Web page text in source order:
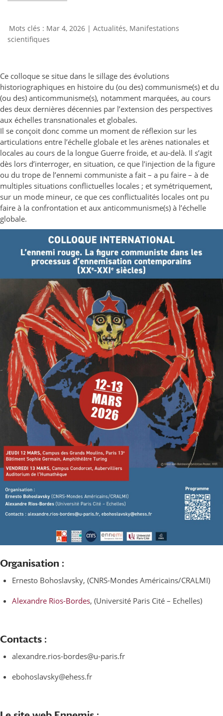
Mar 4, 2026 | Actualités, Manifestations
scientifiques
Ce colloque se situe dans le sillage des évolutions
historiographiques en histoire du (ou des) communisme(s) et du
(ou des) anticommunisme(s), notamment marquées, au cours
des deux dernières décennies par l’extension des perspectives
aux échelles transnationales et globales.
Il se conçoit donc comme un moment de réflexion sur les
articulations entre l’échelle globale et les arènes nationales et
locales au cours de la longue Guerre froide, et au-delà. Il s’agit
dès lors d’interroger, en situation, ce que l’injection de la figure
ou du trope de l’ennemi communiste a fait – a pu faire – à de
multiples situations conflictuelles locales ; et symétriquement,
sur un mode mineur, ce que ces conflictualités locales ont pu
faire à la confrontation et aux anticommunisme(s) à l’échelle
globale.
Organisation :
Ernesto Bohoslavsky, (CNRS-Mondes Américains/CRALMI)
Alexandre Rios-Bordes, (Université Paris Cité – Echelles)
Contacts :
alexandre.rios-bordes@u-paris.fr
ebohoslavsky@ehess.fr